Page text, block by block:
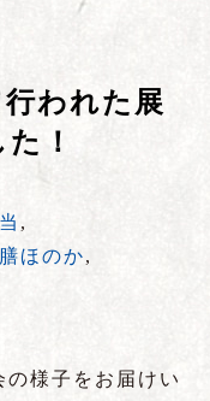
われた展
！
,
ほのか,
様子をお届けい